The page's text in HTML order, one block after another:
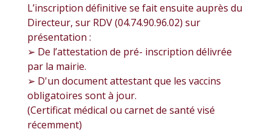
L’inscription définitive se fait ensuite auprès du
Directeur, sur RDV (04.74.90.96.02) sur
présentation :
➢ De l’attestation de pré- inscription délivrée
par la mairie.
➢ D'un document attestant que les vaccins
obligatoires sont à jour.
(Certificat médical ou carnet de santé visé
récemment)